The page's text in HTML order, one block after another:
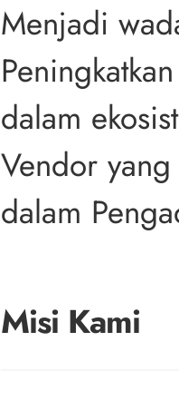
Menjadi
dalam
Vendor
dalam
Misi Kami